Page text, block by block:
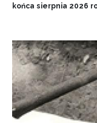
końca sierpnia 2026